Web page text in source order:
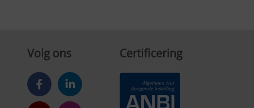
Volg ons Certificering